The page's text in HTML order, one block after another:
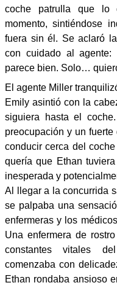
coche patrulla que lo
momento, sintiéndose
fuera sin él. Se aclaró
con cuidado al
parece bien. Solo…
El agente Miller
Emily asintió con la
siguiera hasta el
preocupación y un
conducir cerca del
quería que Ethan
inesperada y
Al llegar a la concurrida
se palpaba una
enfermeras y los
Una enfermera de
constantes vitales
comenzaba con
Ethan rondaba ansioso